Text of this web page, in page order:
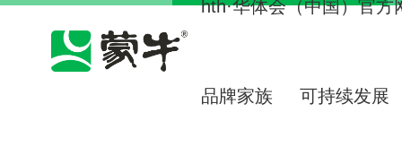
hth·华体会（中国）官方
品牌家族 可持续发展